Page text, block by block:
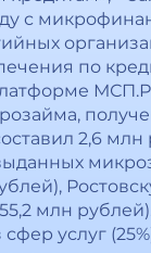
с
по
2,6
млн
услуг